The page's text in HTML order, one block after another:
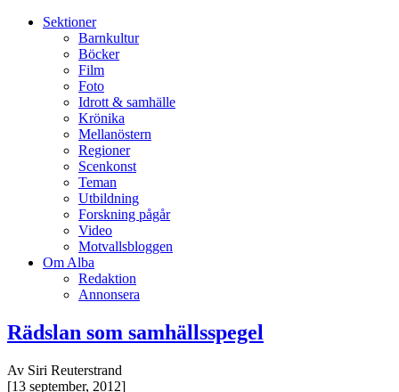
Sektioner
Barnkultur
Böcker
Film
Foto
Idrott & samhälle
Krönika
Mellanöstern
Regioner
Scenkonst
Teman
Utbildning
Forskning pågår
Video
Motvallsbloggen
Om Alba
Redaktion
Annonsera
Rädslan som samhällsspegel
Av Siri Reuterstrand
[13 september, 2012]